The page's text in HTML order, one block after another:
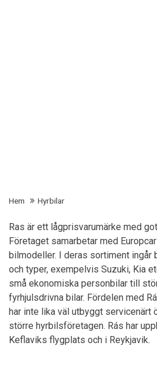
Hem Hyrbilar
Ras är ett lågprisvarumärke med
Företaget samarbetar med
bilmodeller. I deras sortiment ingår
och typer, exempelvis Suzuki, Kia
små ekonomiska personbilar till
fyrhjulsdrivna bilar. Fördelen med
har inte lika väl utbyggt servicenärt
större hyrbilsföretagen. Rás har
Keflaviks flygplats och i Reykjavik.